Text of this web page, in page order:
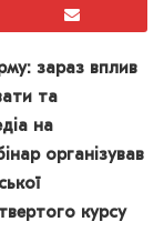
зараз вплив
та
на
організував
курсу